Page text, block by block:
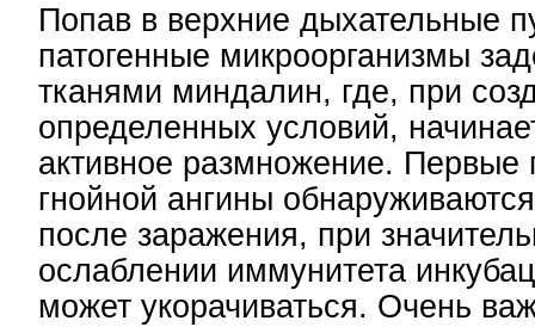
Попав в верхние дыхательные
патогенные микроорганизмы
тканями миндалин, где, при
определенных условий,
активное размножение. Первые
гнойной ангины
после заражения, при
ослаблении иммунитета
может укорачиваться. Очень